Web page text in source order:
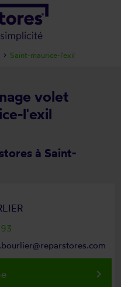
volet
l'exil
à Saint-
keyboard_arrow_right
Saint-maurice-l'exil